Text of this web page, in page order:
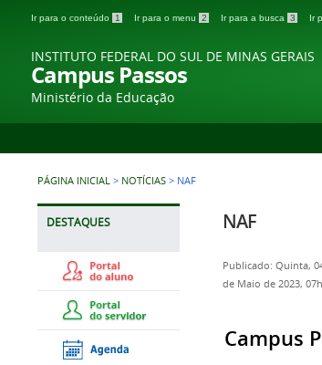
Ir para o conteúdo 1 Ir para o menu 2 Ir para a busca 3 Ir
INSTITUTO FEDERAL DO SUL DE MINAS GERAIS
Campus Passos
Ministério da Educação
PÁGINA INICIAL > NOTÍCIAS > NAF
DESTAQUES NAF
Publicado: Quinta,
de Maio de 2023,
Campus